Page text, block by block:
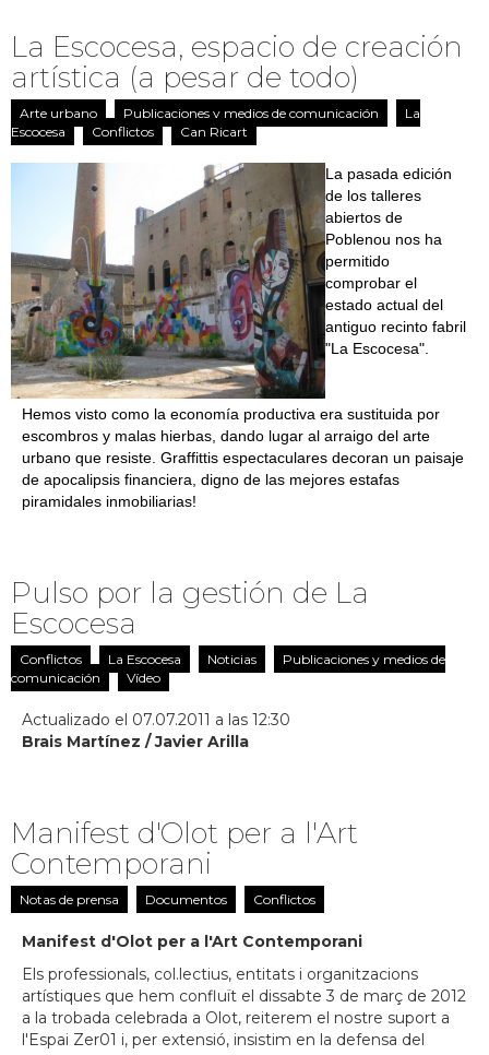
La Escocesa, espacio de creación
artística (a pesar de todo)
Arte urbano Publicaciones y medios de comunicación
La
Escocesa
Conflictos Can Ricart
La pasada edición
de los talleres
abiertos de
Poblenou nos ha
permitido
comprobar el
estado actual del
antiguo recinto fabril
"La Escocesa".
Hemos visto como la economía productiva era sustituida por
escombros y malas hierbas, dando lugar al arraigo del arte
urbano que resiste. Graffittis espectaculares decoran un paisaje
de apocalipsis financiera, digno de las mejores estafas
piramidales inmobiliarias!
Pulso por la gestión de La
Escocesa
Conflictos La Escocesa Noticias
Publicaciones y medios de
comunicación
Vídeo
Actualizado el 07.07.2011 a las 12:30
Brais Martínez / Javier Arilla
Manifest d'Olot per a l'Art
Contemporani
Notas de prensa Documentos Conflictos
Manifest d'Olot per a l'Art Contemporani
Els professionals, col.lectius, entitats i organitzacions
artístiques que hem confluït el dissabte 3 de març de 2012
a la trobada celebrada a Olot, reiterem el nostre suport a
l'Espai Zer01 i, per extensió, insistim en la defensa del